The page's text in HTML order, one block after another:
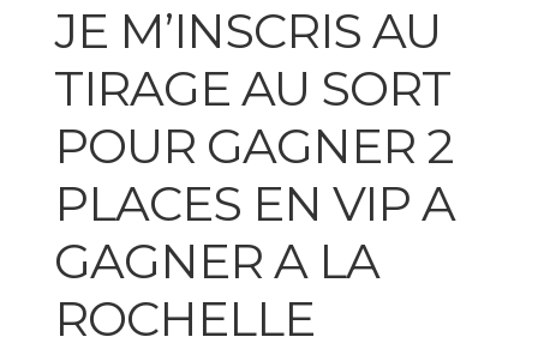
JE M’INSCRIS AU
TIRAGE AU SORT
POUR GAGNER 2
PLACES EN VIP A
GAGNER A LA
ROCHELLE